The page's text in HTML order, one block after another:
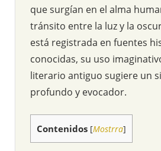
que surgían en el alma
tránsito entre la luz y la
está registrada en fuentes
conocidas, su uso
literario antiguo sugiere un
profundo y evocador.
Contenidos [Mostrra]